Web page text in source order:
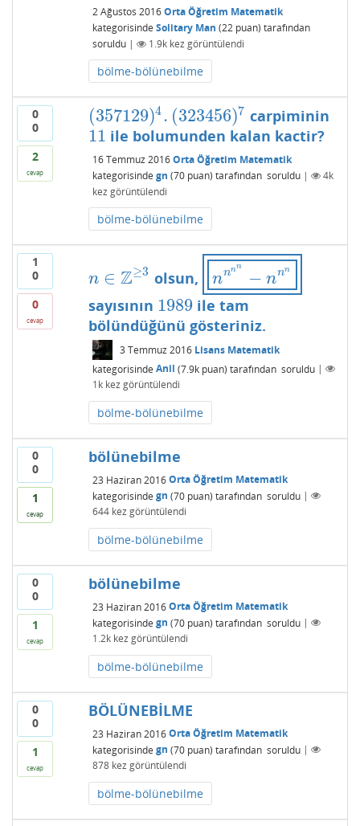
2 Ağustos 2016 Orta Öğretim Matematik
kategorisinde Solitary Man (22puan) tarafından
soruldu | 1.9kkez görüntülendi
bölme-bölünebilme
0
0
2
cevap
(357129)4. (323456)7
(357129)4.(323456)7 carpiminin
11
11 ile bolumunden kalan kactir?
16 Temmuz 2016 Orta Öğretim Matematik
kategorisinde gn (70puan) tarafından soruldu |
4k
kez görüntülendi
bölme-bölünebilme
1
0
0
cevap
n ∈ Z≥3
n∈Z ≥3 olsun, nnnn
− nnn
nnn nn n
sayısının 1989
1989ile tam
bölündüğünü gösteriniz.
3 Temmuz 2016 Lisans Matematik
kategorisinde Anil (7.9kpuan) tarafından soruldu |
1kkez görüntülendi
bölme-bölünebilme
0
0
1
cevap
bölünebilme
23 Haziran 2016 Orta Öğretim Matematik
kategorisinde gn (70puan) tarafından soruldu |
644kez görüntülendi
bölme-bölünebilme
0
0
1
cevap
bölünebilme
23 Haziran 2016 Orta Öğretim Matematik
kategorisinde gn (70puan) tarafından soruldu |
1.2kkez görüntülendi
bölme-bölünebilme
0
0
1
cevap
BÖLÜNEBİLME
23 Haziran 2016 Orta Öğretim Matematik
kategorisinde gn (70puan) tarafından soruldu |
878kez görüntülendi
bölme-bölünebilme